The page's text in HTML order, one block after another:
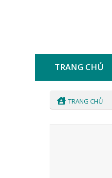
content
TRANG CHỦ
TRANG CHỦ